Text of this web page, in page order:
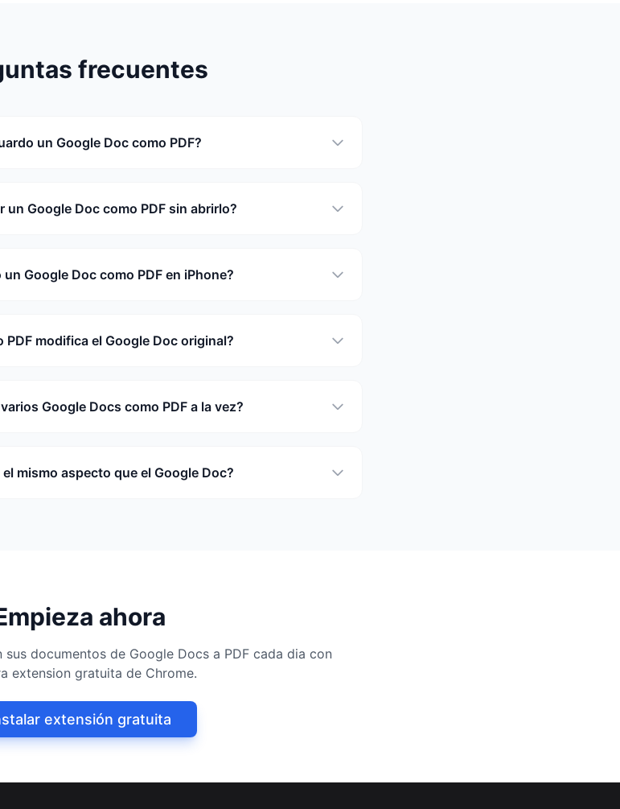
frecuentes
un Google Doc como PDF?
un Google Doc como PDF sin abrirlo?
Google Doc como PDF en iPhone?
PDF modifica el Google Doc original?
Google Docs como PDF a la vez?
el mismo aspecto que el Google Doc?
ahora
documentos de Google Docs a PDF cada dia con
extension gratuita de Chrome.
extensión gratuita